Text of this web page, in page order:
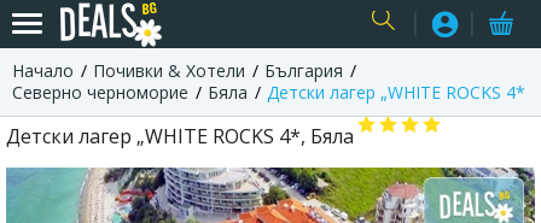
Начало Почивки & Хотели
България
Северно черноморие
Бяла Детски лагер „WHITE ROCKS 4*
Детски лагер „WHITE ROCKS 4*, Бяла